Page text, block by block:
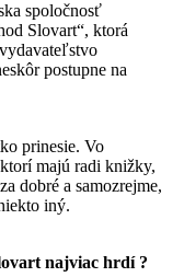
spoločnosť
Slovart“, ktorá
postupne na
prinesie. Vo
majú radi knižky,
dobré a samozrejme,
iný.
najviac hrdí ?